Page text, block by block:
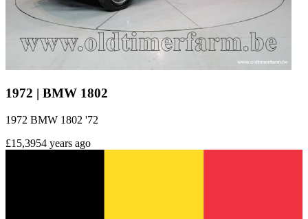
1972 | BMW 1802
1972 BMW 1802 '72
£15,3954 years ago